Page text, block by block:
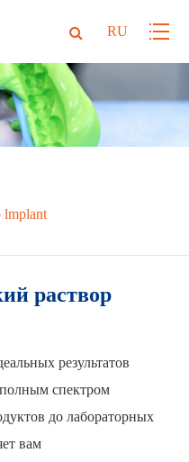
RU
lmplant
раствор
результатов
спектром
до лабораторных
вам